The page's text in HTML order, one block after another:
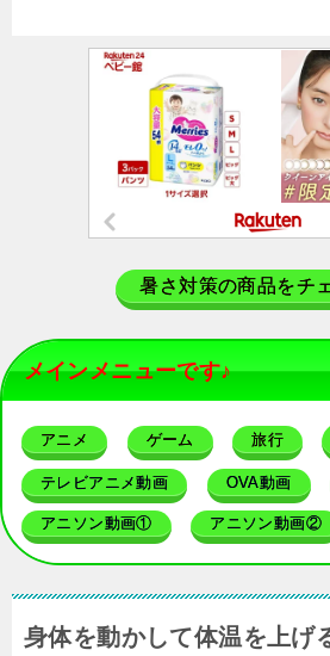
暑さ対策の商品をチ
メインメニューです♪
アニメ ゲーム 旅行
テレビアニメ動画 OVA動画
アニソン動画① アニソン動画②
身体を動かして体温を上げ